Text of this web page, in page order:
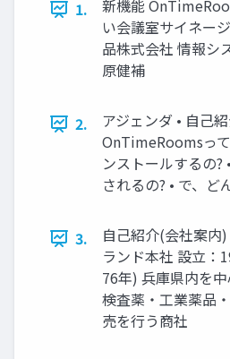
1.
新機能
い会議室サイネー
品株式会社 情報シ
原健補
2.
アジェンダ • 自己紹
OnTimeRoomsっ
ンストールするの?
されるの? • で、ど
3.
自己紹介(会社案内
ランド本社 設立：
76年) 兵庫県内を
検査薬・工業薬品
売を行う商社